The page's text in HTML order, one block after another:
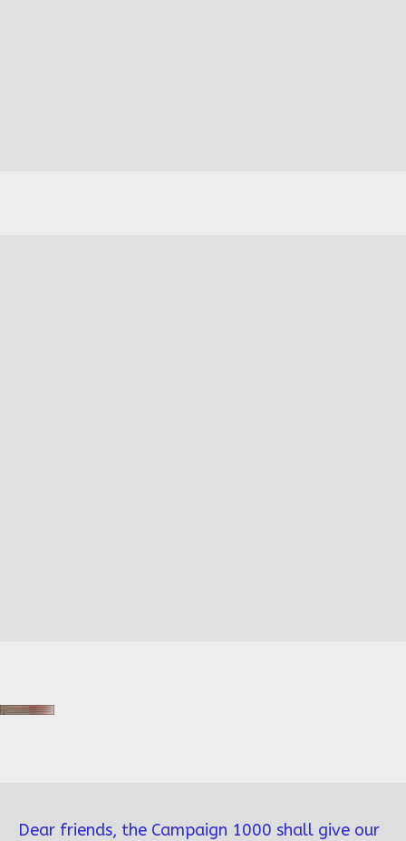
Dear friends, the Campaign 1000 shall give our